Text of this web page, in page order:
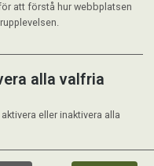
att förstå hur webbplatsen
alla valfria
eller inaktivera alla